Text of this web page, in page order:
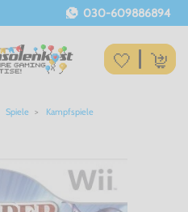
030-609886894
Spiele Kampfspiele